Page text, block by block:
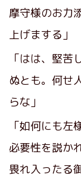
摩守様のお力
上げまする」
「はは、堅
ぬとも。何せ
らな」
「如何にも
必要性を説か
畏れ入ったる